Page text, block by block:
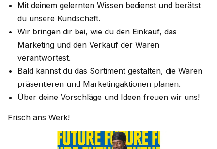
Mit deinem gelernten Wissen bedienst und berätst
du unsere Kundschaft.
Wir bringen dir bei, wie du den Einkauf, das
Marketing und den Verkauf der Waren
verantwortest.
Bald kannst du das Sortiment gestalten, die Waren
präsentieren und Marketingaktionen planen.
Über deine Vorschläge und Ideen freuen wir uns!
Frisch ans Werk!